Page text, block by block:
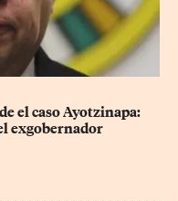
el caso Ayotzinapa:
exgobernador